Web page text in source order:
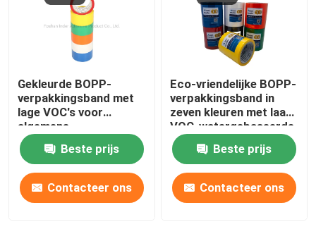
Gekleurde BOPP-
verpakkingsband met
lage VOC's voor
algemene
productverpakkingen
Beste prijs
Contacteer ons
Eco-vriendelijke BOPP-
verpakkingsband in
zeven kleuren met laag
VOC-watergebaseerde
lijm
Beste prijs
Contacteer ons